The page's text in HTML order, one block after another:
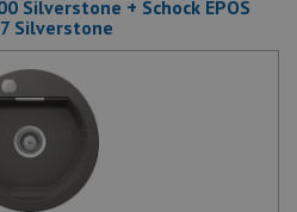
Silverstone + Schock EPOS
Silverstone